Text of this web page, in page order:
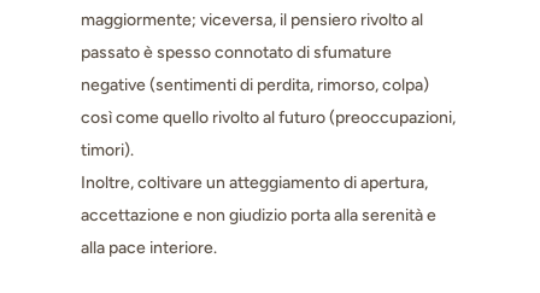
maggiormente; viceversa, il pensiero rivolto al
passato è spesso connotato di sfumature
negative (sentimenti di perdita, rimorso, colpa)
così come quello rivolto al futuro (preoccupazioni,
timori).
Inoltre, coltivare un atteggiamento di apertura,
accettazione e non giudizio porta alla serenità e
alla pace interiore.